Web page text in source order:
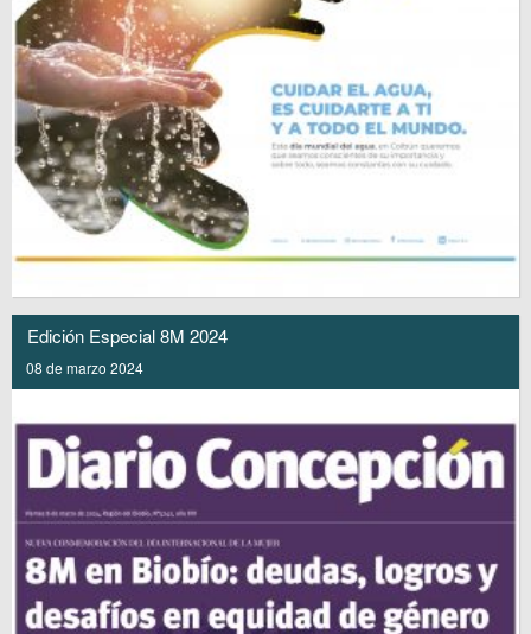
Edición Especial 8M 2024
08 de marzo 2024